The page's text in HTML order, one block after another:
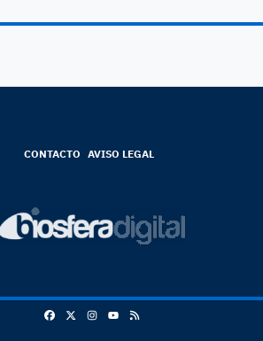
CONTACTO AVISO LEGAL
FacebookInstagram